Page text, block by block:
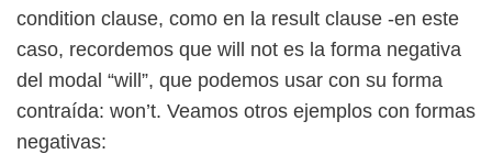
condition clause, como en la result clause -en este
caso, recordemos que will not es la forma negativa
del modal “will”, que podemos usar con su forma
contraída: won’t. Veamos otros ejemplos con formas
negativas: